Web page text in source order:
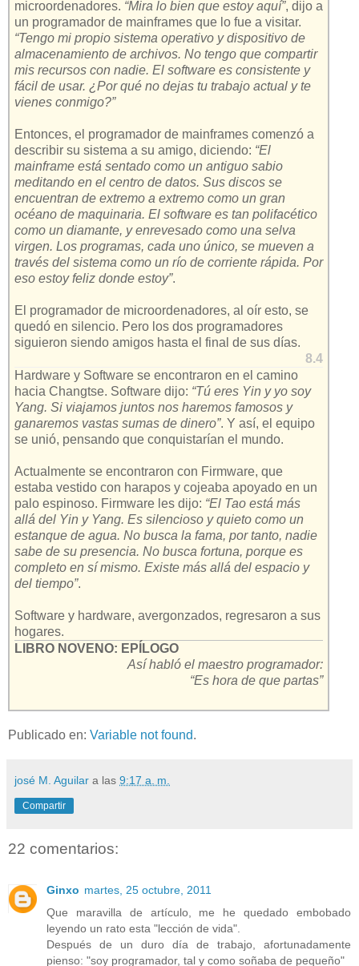
microordenadores. “Mira lo bien que estoy aquí”, dijo a
un programador de mainframes que lo fue a visitar.
“Tengo mi propio sistema operativo y dispositivo de
almacenamiento de archivos. No tengo que compartir
mis recursos con nadie. El software es consistente y
fácil de usar. ¿Por qué no dejas tu trabajo actual y te
vienes conmigo?”
Entonces, el programador de mainframes comenzó a
describir su sistema a su amigo, diciendo: “El
mainframe está sentado como un antiguo sabio
meditando en el centro de datos. Sus discos se
encuentran de extremo a extremo como un gran
océano de maquinaria. El software es tan polifacético
como un diamante, y enrevesado como una selva
virgen. Los programas, cada uno único, se mueven a
través del sistema como un río de corriente rápida. Por
eso estoy feliz donde estoy”.
El programador de microordenadores, al oír esto, se
quedó en silencio. Pero los dos programadores
siguieron siendo amigos hasta el final de sus días.
8.4
Hardware y Software se encontraron en el camino
hacia Changtse. Software dijo: “Tú eres Yin y yo soy
Yang. Si viajamos juntos nos haremos famosos y
ganaremos vastas sumas de dinero”. Y así, el equipo
se unió, pensando que conquistarían el mundo.
Actualmente se encontraron con Firmware, que
estaba vestido con harapos y cojeaba apoyado en un
palo espinoso. Firmware les dijo: “El Tao está más
allá del Yin y Yang. Es silencioso y quieto como un
estanque de agua. No busca la fama, por tanto, nadie
sabe de su presencia. No busca fortuna, porque es
completo en sí mismo. Existe más allá del espacio y
del tiempo”.
Software y hardware, avergonzados, regresaron a sus
hogares.
LIBRO NOVENO: EPÍLOGO
Así habló el maestro programador:
“Es hora de que partas”
Publicado en: Variable not found.
josé M. Aguilar a las 9:17 a. m.
Compartir
22 comentarios:
Ginxo martes, 25 octubre, 2011
Que maravilla de artículo, me he quedado embobado
leyendo un rato esta "lección de vida".
Después de un duro día de trabajo, afortunadamente
pienso: "soy programador, tal y como soñaba de pequeño"